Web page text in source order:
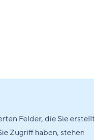
Felder, die Sie
Zugriff haben, stehen